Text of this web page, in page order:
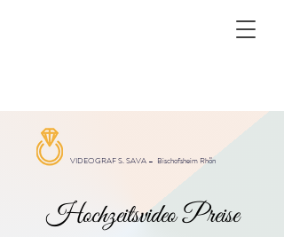
VIDEOGRAF S. SAVA – Bischofsheim Rhön
Hochzeitsvideo Preise